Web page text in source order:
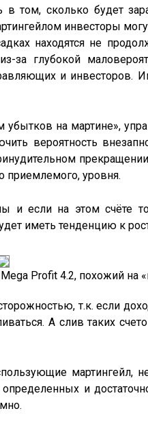
том, сколько будет
инвесторы
находятся не
за глубокой
и
на мартине»,
вероятность
приемлемого, уровня.
если на этом счёте
иметь тенденцию к
Profit 4.2, похожий на
т.к. если
А слив таких
мартингейл,
и